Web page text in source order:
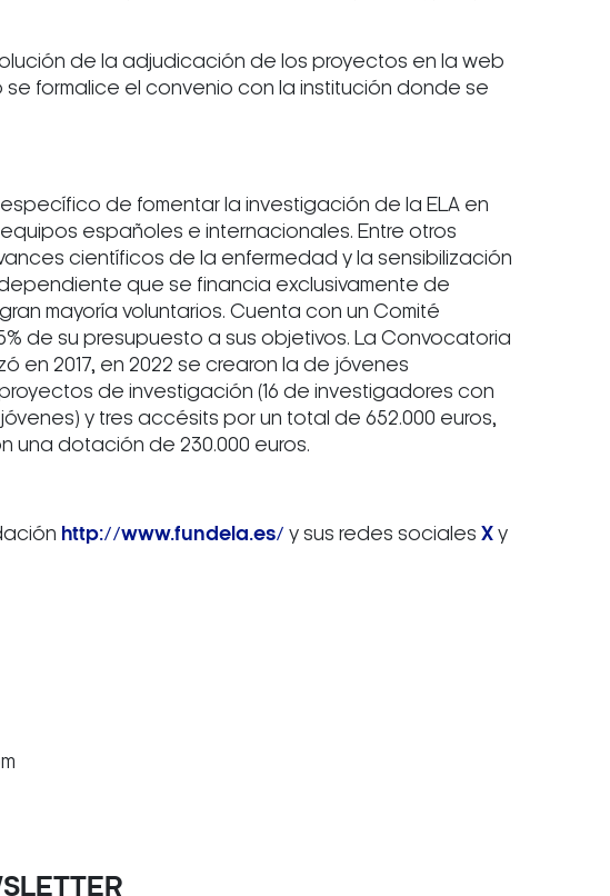
de la adjudicación de los proyectos en la web
formalice el convenio con la institución donde se
de fomentar la investigación de la ELA en
españoles e internacionales. Entre otros
científicos de la enfermedad y la sensibilización
que se financia exclusivamente de
mayoría voluntarios. Cuenta con un Comité
de su presupuesto a sus objetivos. La Convocatoria
en 2017, en 2022 se crearon la de jóvenes
de investigación (16 de investigadores con
y tres accésits por un total de 652.000 euros,
dotación de 230.000 euros.
http://www.fundela.es/ y sus redes sociales X y